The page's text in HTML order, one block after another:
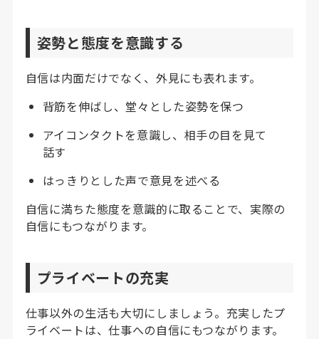
姿勢と態度を意識する
自信は内面だけでなく、外見にも表れます。
背筋を伸ばし、堂々とした姿勢を保つ
アイコンタクトを意識し、相手の目を見て
話す
はっきりとした声で意見を述べる
自信に満ちた態度を意識的に取ることで、実際の
自信にもつながります。
プライベートの充実
仕事以外の生活も大切にしましょう。充実したプ
ライベートは、仕事への自信にもつながります。